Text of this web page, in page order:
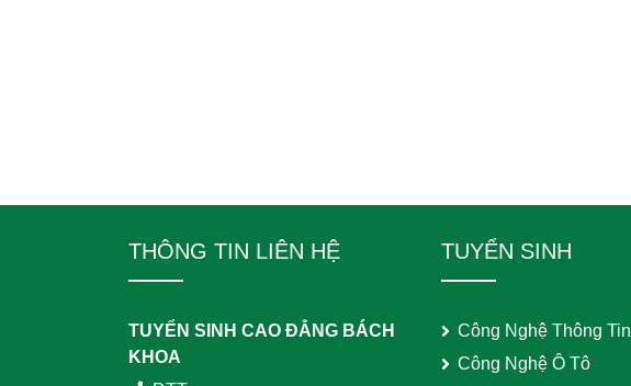
THÔNG TIN LIÊN HỆ
TUYỂN SINH CAO ĐẲNG BÁCH
KHOA
TUYỂN SINH
Công Nghệ Thông Tin
Công Nghệ Ô Tô